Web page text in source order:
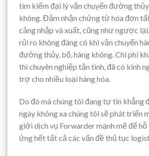
tìm kiếm đại lý vận chuyển đường
không. Đảm nhận chứng từ hóa đơn
cảng nhập và xuất, cũng như ngược
rủi ro không đáng có khi vận chuyển
đường thủy, bộ, hàng không. Chi phí
thì chuyên nghiệp tận tình, đã có kinh
trợ cho nhiều loại hàng hóa.
Do đó mà chúng tôi đang tự tin khẳng
ngày không xa chúng tôi sẽ phát triển
giới dịch vụ Forwarder mạnh mẽ để
ứng hết tất cả các vấn đề thủ tục